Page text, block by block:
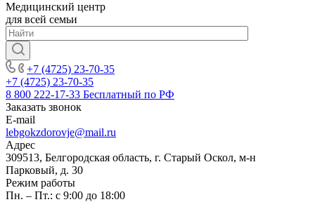
Медицинский центр
для всей семьи
+7 (4725) 23-70-35
+7 (4725) 23-70-35
8 800 222-17-33 Бесплатный по РФ
Заказать звонок
E-mail
lebgokzdorovje@mail.ru
Адрес
309513, Белгородская область, г. Старый Оскол, м-н
Парковый, д. 30
Режим работы
Пн. – Пт.: с 9:00 до 18:00